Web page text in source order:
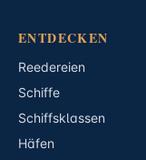
ENTDECKEN
Reedereien
Schiffe
Schiffsklassen
Häfen